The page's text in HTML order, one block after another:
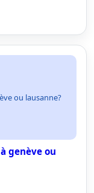
ou lausanne?
genève ou